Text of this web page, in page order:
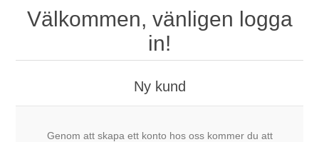
Välkommen, vänligen logga
in!
Ny kund
Genom att skapa ett konto hos oss kommer du att